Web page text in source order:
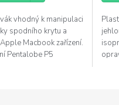
vhodný k manipulaci
spodního krytu a
Macbook zařízení.
Pentalobe P5